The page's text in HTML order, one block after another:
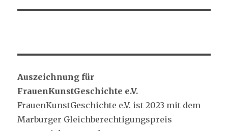
Auszeichnung für
FrauenKunstGeschichte e.V.
FrauenKunstGeschichte e.V. ist 2023 mit dem
Marburger Gleichberechtigungspreis